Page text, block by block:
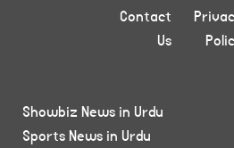
Contact
Us
Showbiz News in Urdu
Sports News in Urdu